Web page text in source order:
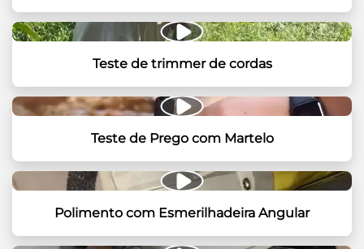
Teste de trimmer de cordas
Teste de Prego com Martelo
Polimento com Esmerilhadeira Angular